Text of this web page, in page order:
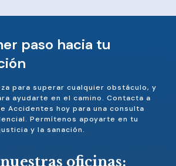
paso hacia tu
para superar cualquier obstáculo, y
ayudarte en el camino. Contacta a
Accidentes hoy para una consulta
Permítenos apoyarte en tu
y la sanación.
oficinas: